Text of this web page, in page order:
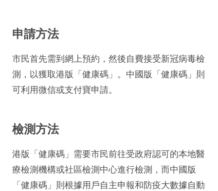
申請方法
市民首先需到網上預約，然後自費接受新冠病毒檢
測，以獲取港版「健康碼」。中國版「健康碼」則
可利用微信或支付寶申請。
檢測方法
港版「健康碼」需要市民前往受政府認可的本地醫
療檢測機構或社區檢測中心進行檢測，而中國版
「健康碼」則根據用戶自主申報和防疫大數據自動